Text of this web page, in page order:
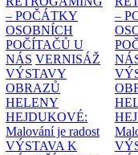
– POČÁTKY
OSOBNÍCH
POČÍTAČŮ U
NÁS VERNISÁŽ
VÝSTAVY
OBRAZŮ
HELENY
HEJDUKOVÉ:
Malování je radost
VÝSTAVA K
–